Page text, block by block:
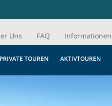
Uns FAQ Informationen
PRIVATE TOUREN AKTIVTOUREN